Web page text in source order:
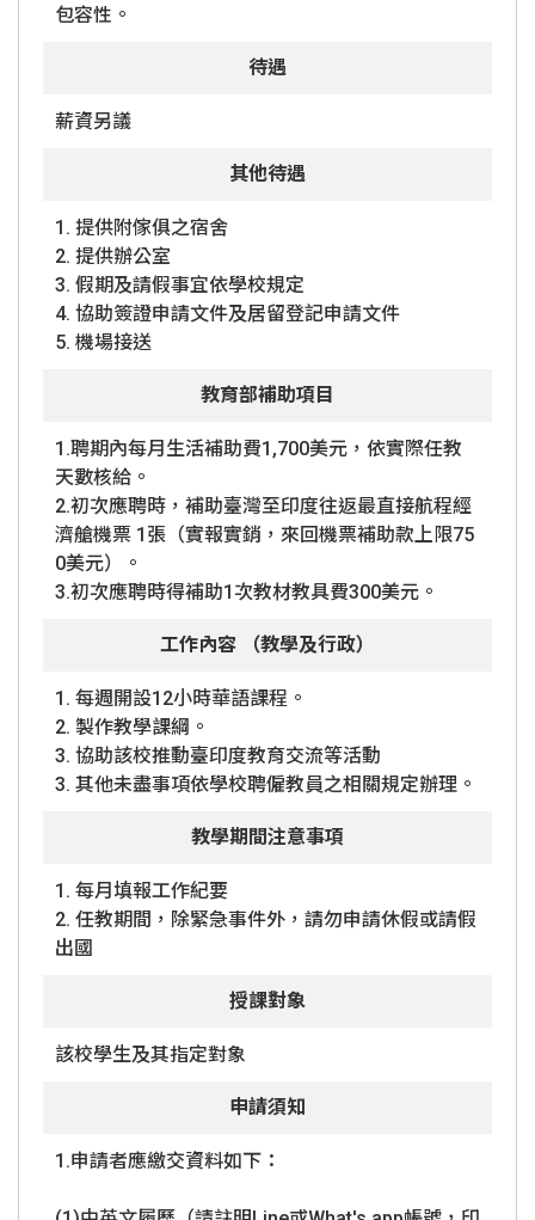
包容性。
待遇
薪資另議
其他待遇
1. 提供附傢俱之宿舍
2. 提供辦公室
3. 假期及請假事宜依學校規定
4. 協助簽證申請文件及居留登記申請文件
5. 機場接送
教育部補助項目
1.聘期內每月生活補助費1,700美元，依實際任教
天數核給。
2.初次應聘時，補助臺灣至印度往返最直接航程經
濟艙機票 1張（實報實銷，來回機票補助款上限75
0美元）。
3.初次應聘時得補助1次教材教具費300美元。
工作內容 （教學及行政）
1. 每週開設12小時華語課程。
2. 製作教學課綱。
3. 協助該校推動臺印度教育交流等活動
3. 其他未盡事項依學校聘僱教員之相關規定辦理。
教學期間注意事項
1. 每月填報工作紀要
2. 任教期間，除緊急事件外，請勿申請休假或請假
出國
授課對象
該校學生及其指定對象
申請須知
1.申請者應繳交資料如下：